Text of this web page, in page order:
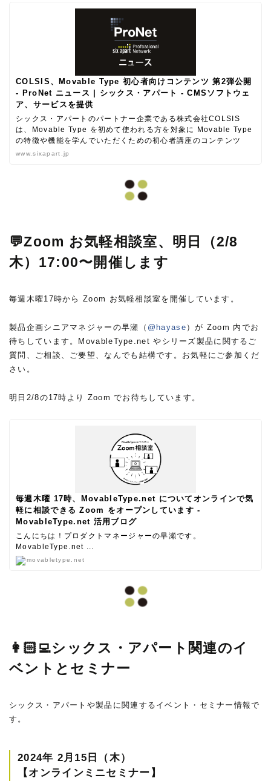
COLSIS、Movable Type 初心者向けコンテンツ 第2弾公開
- ProNet ニュース | シックス・アパート - CMSソフトウェ
ア、サービスを提供
シックス・アパートのパートナー企業である株式会社COLSIS
は、Movable Type を初めて使われる方を対象に Movable Type
の特徴や機能を学んでいただくための初心者講座のコンテンツ
www.sixapart.jp
💬Zoom お気軽相談室、明日（2/8
木）17:00〜開催します
毎週木曜17時から Zoom お気軽相談室を開催しています。
製品企画シニアマネジャーの早瀬（ @hayase ）が Zoom 内でお
待ちしています。MovableType.net やシリーズ製品に関するご
質問、ご相談、ご要望、なんでも結構です。お気軽にご参加くだ
さい。
明日2/8の17時より Zoom でお待ちしています。
毎週木曜 17時、MovableType.net についてオンラインで気
軽に相談できる Zoom をオープンしています -
MovableType.net 活用ブログ
こんにちは！プロダクトマネージャーの早瀬です。
MovableType.net ...
movabletype.net
👩🏻‍💻シックス・アパート関連のイ
ベントとセミナー
シックス・アパートや製品に関連するイベント・セミナー情報で
す。
2024年 2月15日（木）
【オンラインミニセミナー】